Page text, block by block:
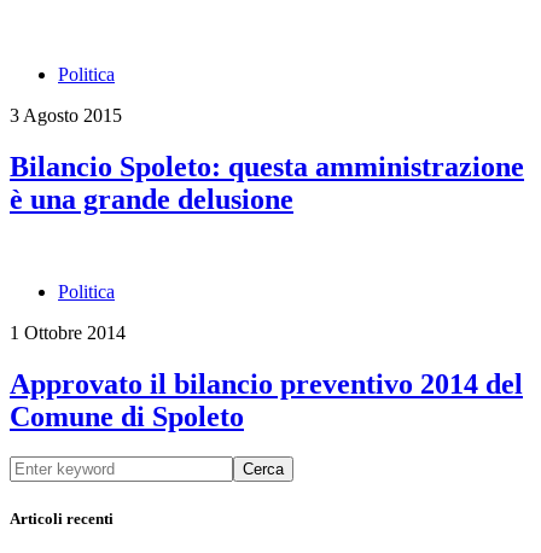
Politica
3 Agosto 2015
Bilancio Spoleto: questa amministrazione
è una grande delusione
Politica
1 Ottobre 2014
Approvato il bilancio preventivo 2014 del
Comune di Spoleto
Cerca
Articoli recenti